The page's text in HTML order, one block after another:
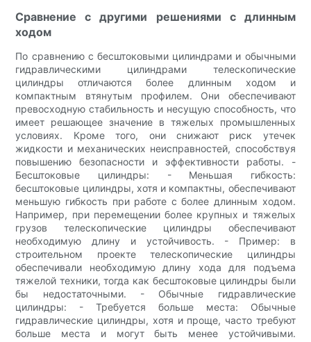
Сравнение с другими решениями с длинным
ходом
По сравнению с бесштоковыми цилиндрами и обычными
гидравлическими цилиндрами телескопические
цилиндры отличаются более длинным ходом и
компактным втянутым профилем. Они обеспечивают
превосходную стабильность и несущую способность, что
имеет решающее значение в тяжелых промышленных
условиях. Кроме того, они снижают риск утечек
жидкости и механических неисправностей, способствуя
повышению безопасности и эффективности работы. -
Бесштоковые цилиндры: - Меньшая гибкость:
бесштоковые цилиндры, хотя и компактны, обеспечивают
меньшую гибкость при работе с более длинным ходом.
Например, при перемещении более крупных и тяжелых
грузов телескопические цилиндры обеспечивают
необходимую длину и устойчивость. - Пример: в
строительном проекте телескопические цилиндры
обеспечивали необходимую длину хода для подъема
тяжелой техники, тогда как бесштоковые цилиндры были
бы недостаточными. - Обычные гидравлические
цилиндры: - Требуется больше места: Обычные
гидравлические цилиндры, хотя и проще, часто требуют
больше места и могут быть менее устойчивыми.